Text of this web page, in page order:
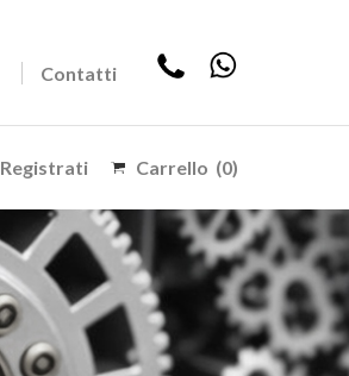
Contatti
Registrati Carrello (0)